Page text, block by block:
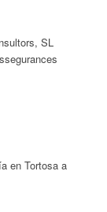
SL
en Tortosa a